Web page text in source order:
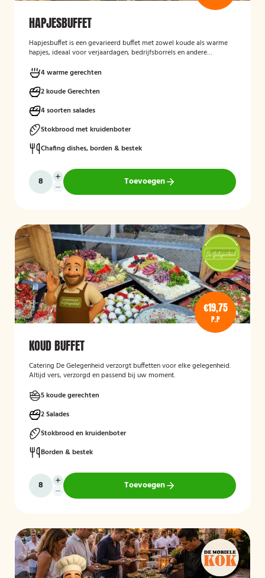
HAPJESBUFFET
Hapjesbuffet is een gevarieerd buffet met zowel koude als warme
hapjes, ideaal voor verjaardagen, bedrijfsborrels en andere
smaakvolle manier om gasten te laten genieten van verschillende
kleine gerechten, zonder een traditioneel diner te serveren.
4 warme gerechten
2 koude Gerechten
4 soorten salades
Stokbrood met kruidenboter
Chafing dishes, borden & bestek
Toevoegen
€19,75
P.P
KOUD BUFFET
Catering De Gelegenheid verzorgt buffetten voor elke gelegenheid.
Altijd vers, verzorgd en passend bij uw moment.
5 koude gerechten
2 Salades
Stokbrood en kruidenboter
Borden & bestek
Toevoegen